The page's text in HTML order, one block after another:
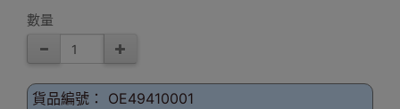
數量
貨品編號： OE49410001